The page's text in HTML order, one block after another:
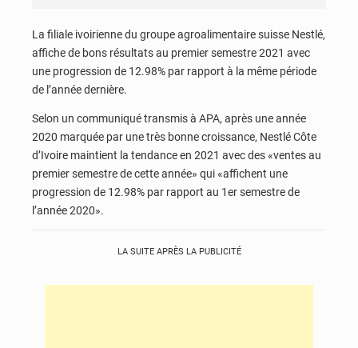
La filiale ivoirienne du groupe agroalimentaire suisse Nestlé,
affiche de bons résultats au premier semestre 2021 avec
une progression de 12.98% par rapport à la même période
de l’année dernière.
Selon un communiqué transmis à APA, après une année
2020 marquée par une très bonne croissance, Nestlé Côte
d’Ivoire maintient la tendance en 2021 avec des «ventes au
premier semestre de cette année» qui «affichent une
progression de 12.98% par rapport au 1er semestre de
l’année 2020».
LA SUITE APRÈS LA PUBLICITÉ